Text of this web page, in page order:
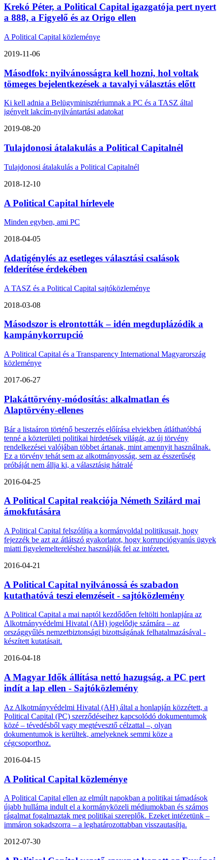
Krekó Péter, a Political Capital igazgatója pert nyert
a 888, a Figyelő és az Origo ellen
A Political Capital közleménye
2019-11-06
Másodfok: nyilvánosságra kell hozni, hol voltak
tömeges bejelentkezések a tavalyi választás előtt
Ki kell adnia a Belügyminisztériumnak a PC és a TASZ által
igényelt lakcím-nyilvántartási adatokat
2019-08-20
Tulajdonosi átalakulás a Political Capitalnél
Tulajdonosi átalakulás a Political Capitalnél
2018-12-10
A Political Capital hírlevele
Minden egyben, ami PC
2018-04-05
Adatigénylés az esetleges választási csalások
felderítése érdekében
A TASZ és a Political Capital sajtóközleménye
2018-03-08
Másodszor is elrontották – idén megduplázódik a
kampánykorrupció
A Political Capital és a Transparency International Magyarország
közleménye
2017-06-27
Plakáttörvény-módosítás: alkalmatlan és
Alaptörvény-ellenes
Bár a listaáron történő beszerzés előírása elviekben átláthatóbbá
tenné a közterületi politikai hirdetések világát, az új törvény
rendelkezései valójában többet ártanak, mint amennyit használnak.
Ez a törvény tehát sem az alkotmányosság, sem az ésszerűség
próbáját nem állja ki, a választásig hátralé
2016-04-25
A Political Capital reakciója Németh Szilárd mai
ámokfutására
A Political Capital felszólítja a kormányoldal politikusait, hogy
fejezzék be azt az átlátszó gyakorlatot, hogy korrupciógyanús ügyek
miatti figyelemeltereléshez használják fel az intézetet.
2016-04-21
A Political Capital nyilvánossá és szabadon
kutathatóvá teszi elemzéseit - sajtóközlemény
A Political Capital a mai naptól kezdődően feltölti honlapjára az
Alkotmányvédelmi Hivatal (AH) jogelődje számára – az
országgyűlés nemzetbiztonsági bizottságának felhatalmazásával -
készített kutatásait.
2016-04-18
A Magyar Idők állítása nettó hazugság, a PC pert
indít a lap ellen - Sajtóközlemény
Az Alkotmányvédelmi Hivatal (AH) által a honlapján közzétett, a
Political Capital (PC) szerződéseihez kapcsolódó dokumentumok
közé – tévedésből vagy megtévesztő célzattal –, olyan
dokumentumok is kerültek, amelyeknek semmi köze a
cégcsoporthoz.
2016-04-15
A Political Capital közleménye
A Political Capital ellen az elmúlt napokban a politikai támadások
újabb hulláma indult el a kormányközeli médiumokban és számos
rágalmat fogalmaztak meg politikai szereplők. Ezeket intézetünk –
immáron sokadszorra – a leghatározottabban visszautasítja.
2012-07-30